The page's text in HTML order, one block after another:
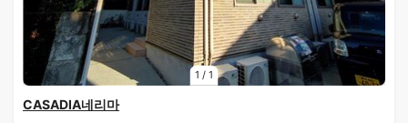
1 / 1
CASADIA네리마